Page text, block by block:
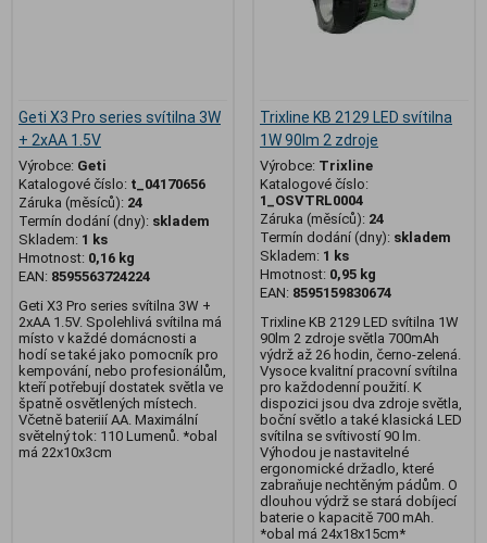
Geti X3 Pro series svítilna 3W
+ 2xAA 1.5V
Výrobce: Geti
Katalogové číslo: t_04170656
Záruka (měsíců): 24
Termín dodání (dny): skladem
Skladem: 1 ks
Hmotnost: 0,16 kg
EAN: 8595563724224
Geti X3 Pro series svítilna 3W +
2xAA 1.5V. Spolehlivá svítilna má
místo v každé domácnosti a
hodí se také jako pomocník pro
kempování, nebo profesionálům,
kteří potřebují dostatek světla ve
špatně osvětlených místech.
Včetně bateriií AA. Maximální
světelný tok: 110 Lumenů. *obal
má 22x10x3cm
Trixline KB 2129 LED svítilna
1W 90lm 2 zdroje
Výrobce: Trixline
Katalogové číslo:
1_OSVTRL0004
Záruka (měsíců): 24
Termín dodání (dny): skladem
Skladem: 1 ks
Hmotnost: 0,95 kg
EAN: 8595159830674
Trixline KB 2129 LED svítilna 1W
90lm 2 zdroje světla 700mAh
výdrž až 26 hodin, černo-zelená.
Vysoce kvalitní pracovní svítilna
pro každodenní použití. K
dispozici jsou dva zdroje světla,
boční světlo a také klasická LED
svítilna se svítivostí 90 lm.
Výhodou je nastavitelné
ergonomické držadlo, které
zabraňuje nechtěným pádům. O
dlouhou výdrž se stará dobíjecí
baterie o kapacitě 700 mAh.
*obal má 24x18x15cm*